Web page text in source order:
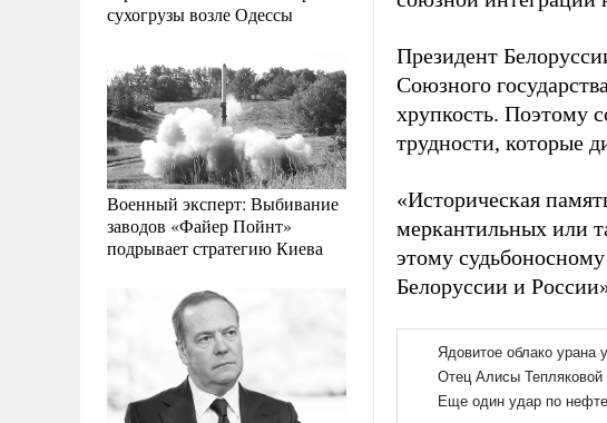
сухогрузы возле Одессы
Военный эксперт: Выбивание
заводов «Файер Пойнт»
подрывает стратегию Киева
Президент
Союзного
хрупкость. Поэтому
трудности, которые
«Историческая
меркантильных или
этому
Белоруссии и